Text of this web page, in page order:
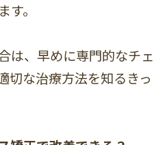
。
は、早めに専門的なチェ
切な治療方法を知るきっ